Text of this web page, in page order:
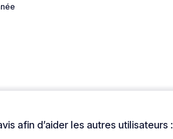
afin d’aider les autres utilisateurs :